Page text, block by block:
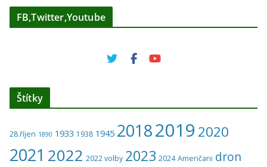
FB,Twitter,Youtube
Štítky
28.říjen 1890 1933 1938 1945 20182019 2020
2021 2022 2022 volby 2023 2024 Američani dron